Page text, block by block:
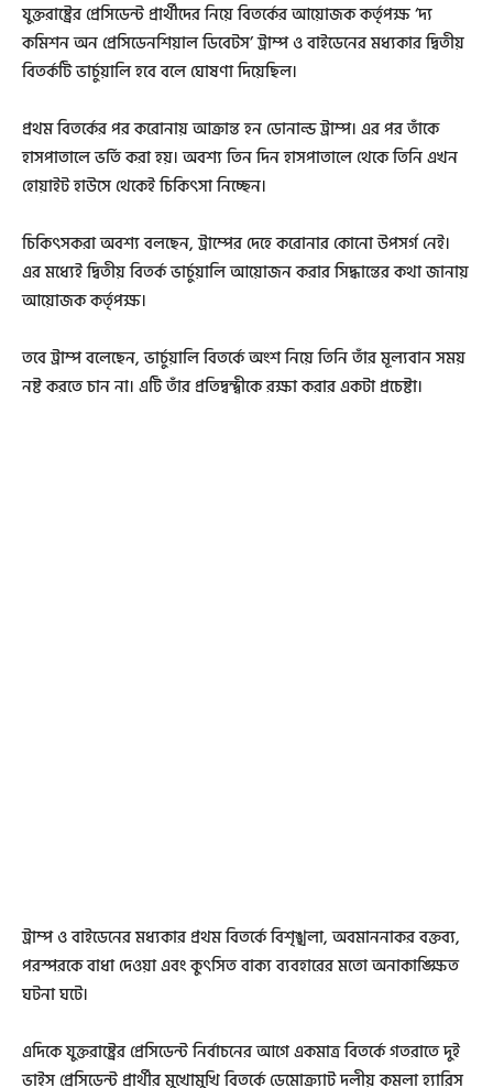
যুক্তরাষ্ট্রের প্রেসিডেন্ট প্রার্থীদের নিয়ে বিতর্কের আয়োজক কর্তৃপক্ষ ‘দ্য
কমিশন অন প্রেসিডেনশিয়াল ডিবেটস’ ট্রাম্প ও বাইডেনের মধ্যকার দ্বিতীয়
বিতর্কটি ভার্চুয়ালি হবে বলে ঘোষণা দিয়েছিল।
প্রথম বিতর্কের পর করোনায় আক্রান্ত হন ডোনাল্ড ট্রাম্প। এর পর তাঁকে
হাসপাতালে ভর্তি করা হয়। অবশ্য তিন দিন হাসপাতালে থেকে তিনি এখন
হোয়াইট হাউসে থেকেই চিকিৎসা নিচ্ছেন।
চিকিৎসকরা অবশ্য বলছেন, ট্রাম্পের দেহে করোনার কোনো উপসর্গ নেই।
এর মধ্যেই দ্বিতীয় বিতর্ক ভার্চুয়ালি আয়োজন করার সিদ্ধান্তের কথা জানায়
আয়োজক কর্তৃপক্ষ।
তবে ট্রাম্প বলেছেন, ভার্চুয়ালি বিতর্কে অংশ নিয়ে তিনি তাঁর মূল্যবান সময়
নষ্ট করতে চান না। এটি তাঁর প্রতিদ্বন্দ্বীকে রক্ষা করার একটা প্রচেষ্টা।
ট্রাম্প ও বাইডেনের মধ্যকার প্রথম বিতর্কে বিশৃঙ্খলা, অবমাননাকর বক্তব্য,
পরস্পরকে বাধা দেওয়া এবং কুৎসিত বাক্য ব্যবহারের মতো অনাকাঙ্ক্ষিত
ঘটনা ঘটে।
এদিকে যুক্তরাষ্ট্রের প্রেসিডেন্ট নির্বাচনের আগে একমাত্র বিতর্কে গতরাতে দুই
ভাইস প্রেসিডেন্ট প্রার্থীর মুখোমুখি বিতর্কে ডেমোক্র্যাট দলীয় কমলা হ্যারিস